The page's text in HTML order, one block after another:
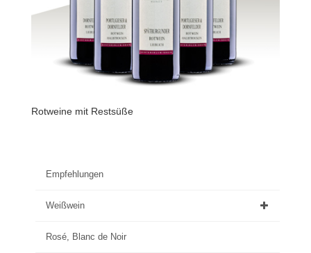
Rotweine mit Restsüße
Empfehlungen
Weißwein
Rosé, Blanc de Noir